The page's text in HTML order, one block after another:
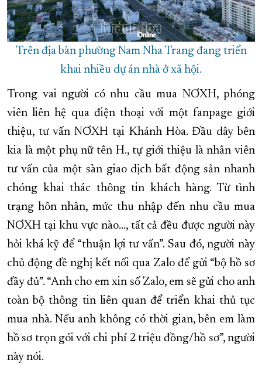
Trên địa bàn phường Nam Nha Trang đang triển
khai nhiều dự án nhà ở xã hội.
Trong vai người có nhu cầu mua NƠXH, phóng
viên liên hệ qua điện thoại với một fanpage giới
thiệu, tư vấn NƠXH tại Khánh Hòa. Đầu dây bên
kia là một phụ nữ tên H., tự giới thiệu là nhân viên
tư vấn của một sàn giao dịch bất động sản nhanh
chóng khai thác thông tin khách hàng. Từ tình
trạng hôn nhân, mức thu nhập đến nhu cầu mua
NƠXH tại khu vực nào…, tất cả đều được người này
hỏi khá kỹ để “thuận lợi tư vấn”. Sau đó, người này
chủ động đề nghị kết nối qua Zalo để gửi “bộ hồ sơ
đầy đủ”. “Anh cho em xin số Zalo, em sẽ gửi cho anh
toàn bộ thông tin liên quan để triển khai thủ tục
mua nhà. Nếu anh không có thời gian, bên em làm
hồ sơ trọn gói với chi phí 2 triệu đồng/hồ sơ”, người
này nói.